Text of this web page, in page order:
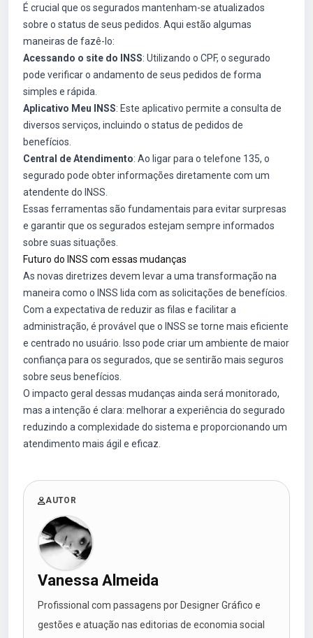
É crucial que os segurados mantenham-se atualizados
sobre o status de seus pedidos. Aqui estão algumas
maneiras de fazê-lo:
Acessando o site do INSS: Utilizando o CPF, o segurado
pode verificar o andamento de seus pedidos de forma
simples e rápida.
Aplicativo Meu INSS: Este aplicativo permite a consulta de
diversos serviços, incluindo o status de pedidos de
benefícios.
Central de Atendimento: Ao ligar para o telefone 135, o
segurado pode obter informações diretamente com um
atendente do INSS.
Essas ferramentas são fundamentais para evitar surpresas
e garantir que os segurados estejam sempre informados
sobre suas situações.
Futuro do INSS com essas mudanças
As novas diretrizes devem levar a uma transformação na
maneira como o INSS lida com as solicitações de benefícios.
Com a expectativa de reduzir as filas e facilitar a
administração, é provável que o INSS se torne mais eficiente
e centrado no usuário. Isso pode criar um ambiente de maior
confiança para os segurados, que se sentirão mais seguros
sobre seus benefícios.
O impacto geral dessas mudanças ainda será monitorado,
mas a intenção é clara: melhorar a experiência do segurado
reduzindo a complexidade do sistema e proporcionando um
atendimento mais ágil e eficaz.
AUTOR
Vanessa Almeida
Profissional com passagens por Designer Gráfico e
gestões e atuação nas editorias de economia social